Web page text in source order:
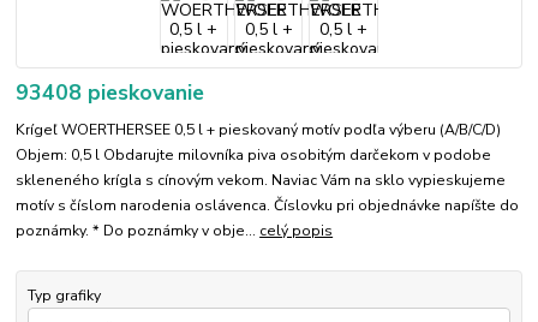
93408 pieskovanie
Krígeľ WOERTHERSEE 0,5 l + pieskovaný motív podľa výberu (A/B/C/D)
Objem: 0,5 l Obdarujte milovníka piva osobitým darčekom v podobe
skleneného krígla s cínovým vekom. Naviac Vám na sklo vypieskujeme
motív s číslom narodenia oslávenca. Číslovku pri objednávke napíšte do
poznámky. * Do poznámky v obje... celý popis
Typ grafiky